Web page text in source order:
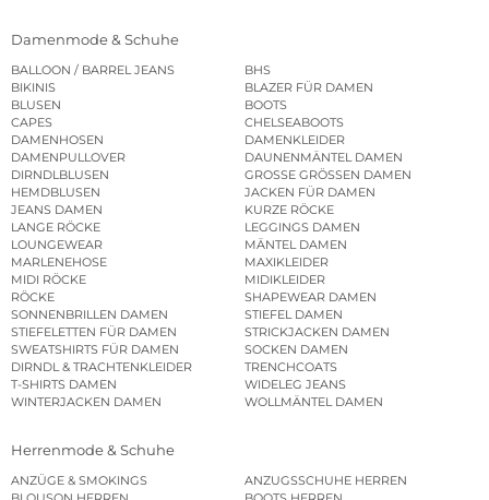
Damenmode & Schuhe
BALLOON / BARREL JEANS
BHS
BIKINIS
BLAZER FÜR DAMEN
BLUSEN
BOOTS
CAPES
CHELSEABOOTS
DAMENHOSEN
DAMENKLEIDER
DAMENPULLOVER
DAUNENMÄNTEL DAMEN
DIRNDLBLUSEN
GROSSE GRÖSSEN DAMEN
HEMDBLUSEN
JACKEN FÜR DAMEN
JEANS DAMEN
KURZE RÖCKE
LANGE RÖCKE
LEGGINGS DAMEN
LOUNGEWEAR
MÄNTEL DAMEN
MARLENEHOSE
MAXIKLEIDER
MIDI RÖCKE
MIDIKLEIDER
RÖCKE
SHAPEWEAR DAMEN
SONNENBRILLEN DAMEN
STIEFEL DAMEN
STIEFELETTEN FÜR DAMEN
STRICKJACKEN DAMEN
SWEATSHIRTS FÜR DAMEN
SOCKEN DAMEN
DIRNDL & TRACHTENKLEIDER
TRENCHCOATS
T-SHIRTS DAMEN
WIDELEG JEANS
WINTERJACKEN DAMEN
WOLLMÄNTEL DAMEN
Herrenmode & Schuhe
ANZÜGE & SMOKINGS
ANZUGSSCHUHE HERREN